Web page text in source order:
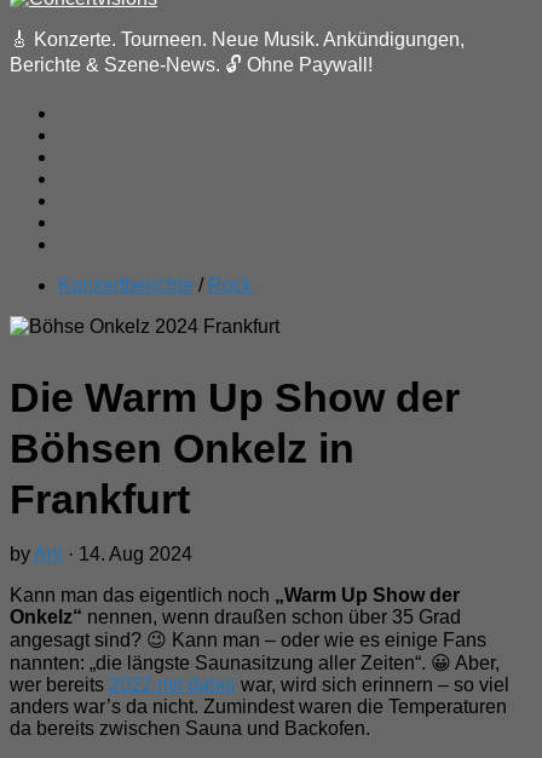
🎸 Konzerte. Tourneen. Neue Musik. Ankündigungen,
Berichte & Szene-News. 🔓 Ohne Paywall!
Konzertberichte / Rock
Die Warm Up Show der
Böhsen Onkelz in
Frankfurt
byAni · 14. Aug 2024
Kann man das eigentlich noch „Warm Up Show der
Onkelz“ nennen, wenn draußen schon über 35 Grad
angesagt sind? 😉 Kann man – oder wie es einige Fans
nannten: „die längste Saunasitzung aller Zeiten“. 😀 Aber,
wer bereits 2022 mit dabei war, wird sich erinnern – so viel
anders war’s da nicht. Zumindest waren die Temperaturen
da bereits zwischen Sauna und Backofen.